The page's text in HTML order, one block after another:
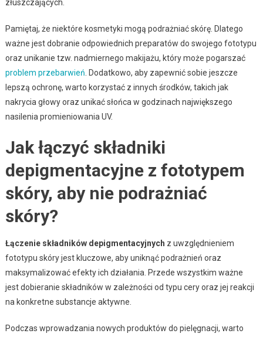
złuszczających.
Pamiętaj, że niektóre kosmetyki mogą podrażniać skórę. Dlatego
ważne jest dobranie odpowiednich preparatów do swojego fototypu
oraz unikanie tzw. nadmiernego makijażu, który może pogarszać
problem przebarwień . Dodatkowo, aby zapewnić sobie jeszcze
lepszą ochronę, warto korzystać z innych środków, takich jak
nakrycia głowy oraz unikać słońca w godzinach największego
nasilenia promieniowania UV.
Jak łączyć składniki
depigmentacyjne z fototypem
skóry, aby nie podrażniać
skóry?
Łączenie składników depigmentacyjnych z uwzględnieniem
fototypu skóry jest kluczowe, aby uniknąć podrażnień oraz
maksymalizować efekty ich działania. Przede wszystkim ważne
jest dobieranie składników w zależności od typu cery oraz jej reakcji
na konkretne substancje aktywne.
Podczas wprowadzania nowych produktów do pielęgnacji, warto